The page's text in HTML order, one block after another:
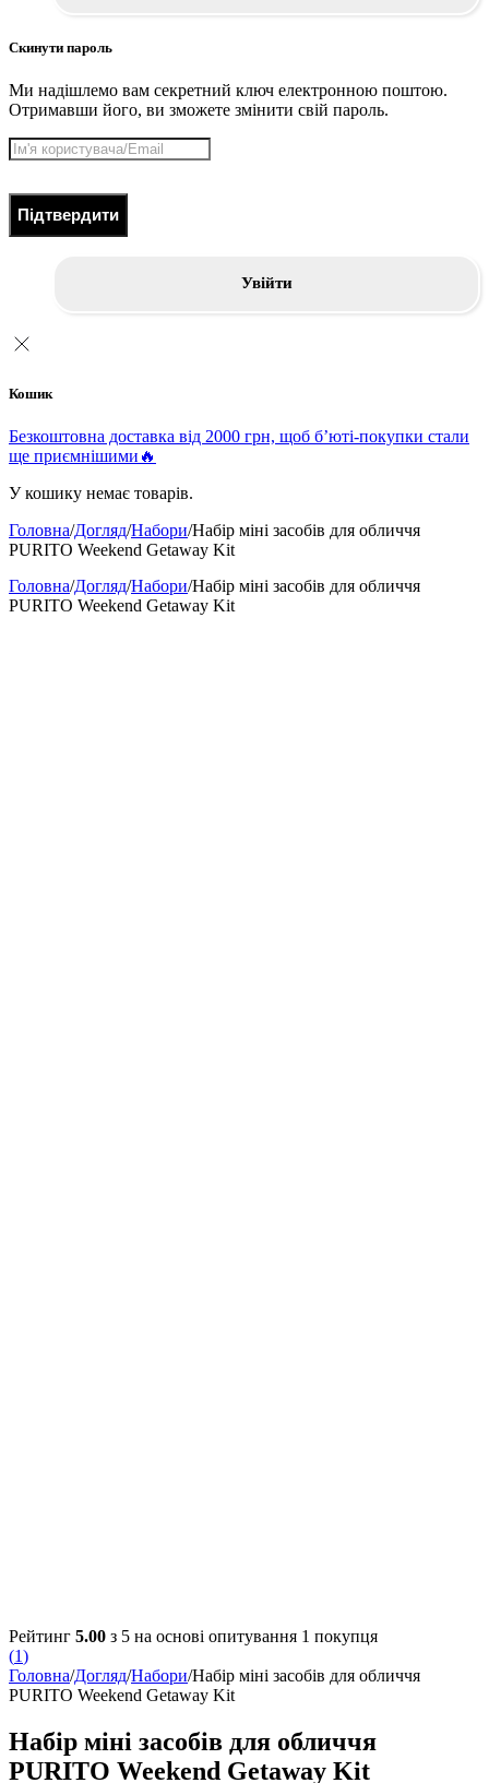
Скинути пароль
Ми надішлемо вам секретний ключ електронною поштою.
Отримавши його, ви зможете змінити свій пароль.
Підтвердити
Увійти
Кошик
Безкоштовна доставка від 2000 грн, щоб б’юті-покупки стали
ще приємнішими🔥
У кошику немає товарів.
Головна/Догляд/Набори/Набір міні засобів для обличчя
PURITO Weekend Getaway Kit
Головна/Догляд/Набори/Набір міні засобів для обличчя
PURITO Weekend Getaway Kit
Рейтинг 5.00 з 5 на основі опитування 1 покупця
(1)
Головна/Догляд/Набори/Набір міні засобів для обличчя
PURITO Weekend Getaway Kit
Набір міні засобів для обличчя
PURITO Weekend Getaway Kit